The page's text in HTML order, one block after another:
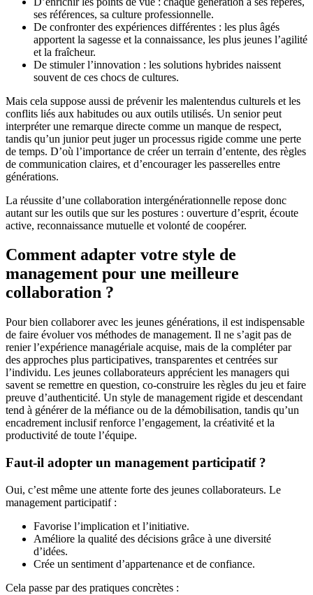
ses références, sa culture professionnelle.
De confronter des expériences différentes : les plus âgés
apportent la sagesse et la connaissance, les plus jeunes l’agilité
et la fraîcheur.
De stimuler l’innovation : les solutions hybrides naissent
souvent de ces chocs de cultures.
Mais cela suppose aussi de prévenir les malentendus culturels et les
conflits liés aux habitudes ou aux outils utilisés. Un senior peut
interpréter une remarque directe comme un manque de respect,
tandis qu’un junior peut juger un processus rigide comme une perte
de temps. D’où l’importance de créer un terrain d’entente, des règles
de communication claires, et d’encourager les passerelles entre
générations.
La réussite d’une collaboration intergénérationnelle repose donc
autant sur les outils que sur les postures : ouverture d’esprit, écoute
active, reconnaissance mutuelle et volonté de coopérer.
Comment adapter votre style de
management pour une meilleure
collaboration ?
Pour bien collaborer avec les jeunes générations, il est indispensable
de faire évoluer vos méthodes de management. Il ne s’agit pas de
renier l’expérience managériale acquise, mais de la compléter par
des approches plus participatives, transparentes et centrées sur
l’individu. Les jeunes collaborateurs apprécient les managers qui
savent se remettre en question, co-construire les règles du jeu et faire
preuve d’authenticité. Un style de management rigide et descendant
tend à générer de la méfiance ou de la démobilisation, tandis qu’un
encadrement inclusif renforce l’engagement, la créativité et la
productivité de toute l’équipe.
Faut-il adopter un management participatif ?
Oui, c’est même une attente forte des jeunes collaborateurs. Le
management participatif :
Favorise l’implication et l’initiative.
Améliore la qualité des décisions grâce à une diversité
d’idées.
Crée un sentiment d’appartenance et de confiance.
Cela passe par des pratiques concrètes :